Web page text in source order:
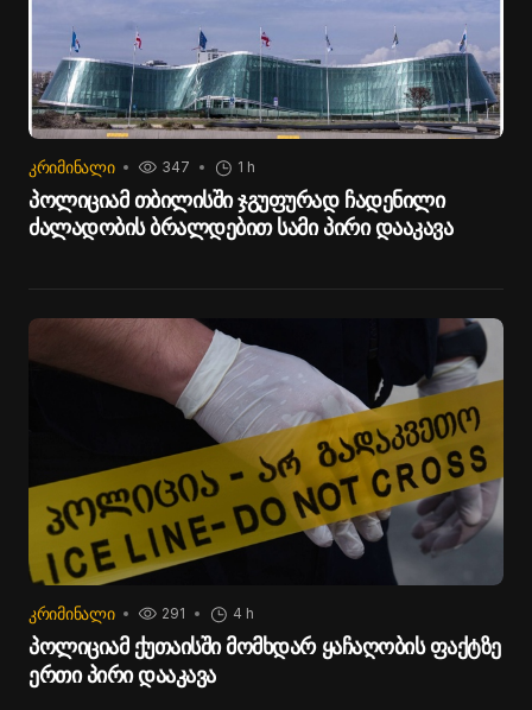
ᲙᲠᲘᲛᲘᲜᲐᲚᲘ 347 1 h
პოლიციამ თბილისში ჯგუფურად ჩადენილი
ძალადობის ბრალდებით სამი პირი დააკავა
ᲙᲠᲘᲛᲘᲜᲐᲚᲘ 291 4 h
პოლიციამ ქუთაისში მომხდარ ყაჩაღობის ფაქტზე
ერთი პირი დააკავა